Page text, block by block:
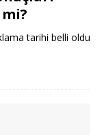
tarihi belli oldu